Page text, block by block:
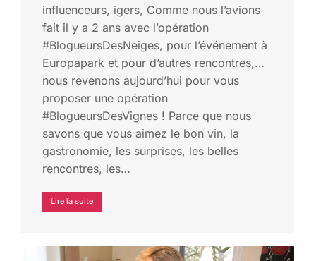
influenceurs, igers, Comme nous l’avions
fait il y a 2 ans avec l’opération
#BlogueursDesNeiges, pour l’événement à
Europapark et pour d’autres rencontres,…
nous revenons aujourd’hui pour vous
proposer une opération
#BlogueursDesVignes ! Parce que nous
savons que vous aimez le bon vin, la
gastronomie, les surprises, les belles
rencontres, les…
Lire la suite